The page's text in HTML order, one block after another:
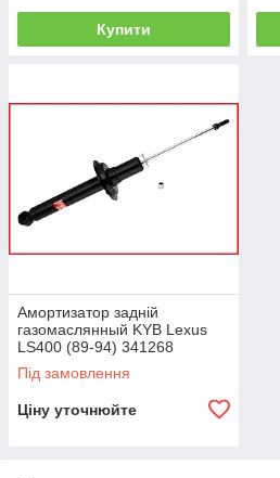
Купити
Амортизатор задній
газомаслянный KYB Lexus
LS400 (89-94) 341268
Під замовлення
Ціну уточнюйте